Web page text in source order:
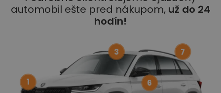
automobil ešte pred nákupom, už do 24
hodín!
1
3
6
7